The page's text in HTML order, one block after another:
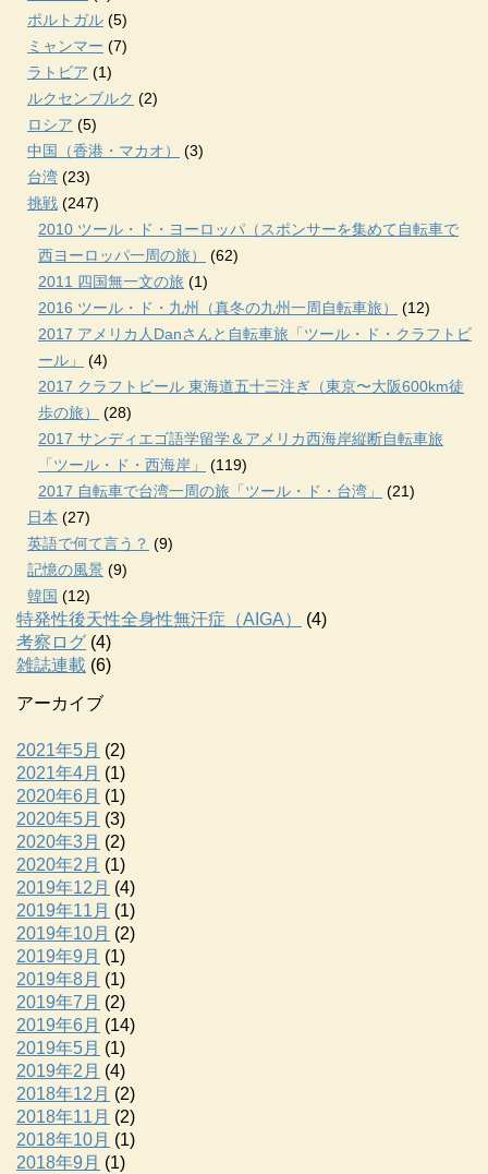
ポルトガル (5)
ミャンマー (7)
ラトビア (1)
ルクセンブルク (2)
ロシア (5)
中国（香港・マカオ）
(3)
台湾 (23)
挑戦 (247)
2010 ツール・ド・ヨーロッパ（スポンサーを集めて自転車で
西ヨーロッパ一周の旅）
(62)
2011 四国無一文の旅 (1)
2016 ツール・ド・九州（真冬の九州一周自転車旅）
(12)
2017 アメリカ人Danさんと自転車旅「ツール・ド・クラフトビ
ール」
(4)
2017 クラフトビール 東海道五十三注ぎ（東京〜大阪600km徒
歩の旅）
(28)
2017 サンディエゴ語学留学＆アメリカ西海岸縦断自転車旅
「ツール・ド・西海岸」
(119)
2017 自転車で台湾一周の旅「ツール・ド・台湾」
(21)
日本 (27)
英語で何て言う？ (9)
記憶の風景 (9)
韓国 (12)
特発性後天性全身性無汗症（AIGA）
(4)
考察ログ (4)
雑誌連載 (6)
アーカイブ
2021年5月 (2)
2021年4月 (1)
2020年6月 (1)
2020年5月 (3)
2020年3月 (2)
2020年2月 (1)
2019年12月 (4)
2019年11月 (1)
2019年10月 (2)
2019年9月 (1)
2019年8月 (1)
2019年7月 (2)
2019年6月 (14)
2019年5月 (1)
2019年2月 (4)
2018年12月 (2)
2018年11月 (2)
2018年10月 (1)
2018年9月 (1)